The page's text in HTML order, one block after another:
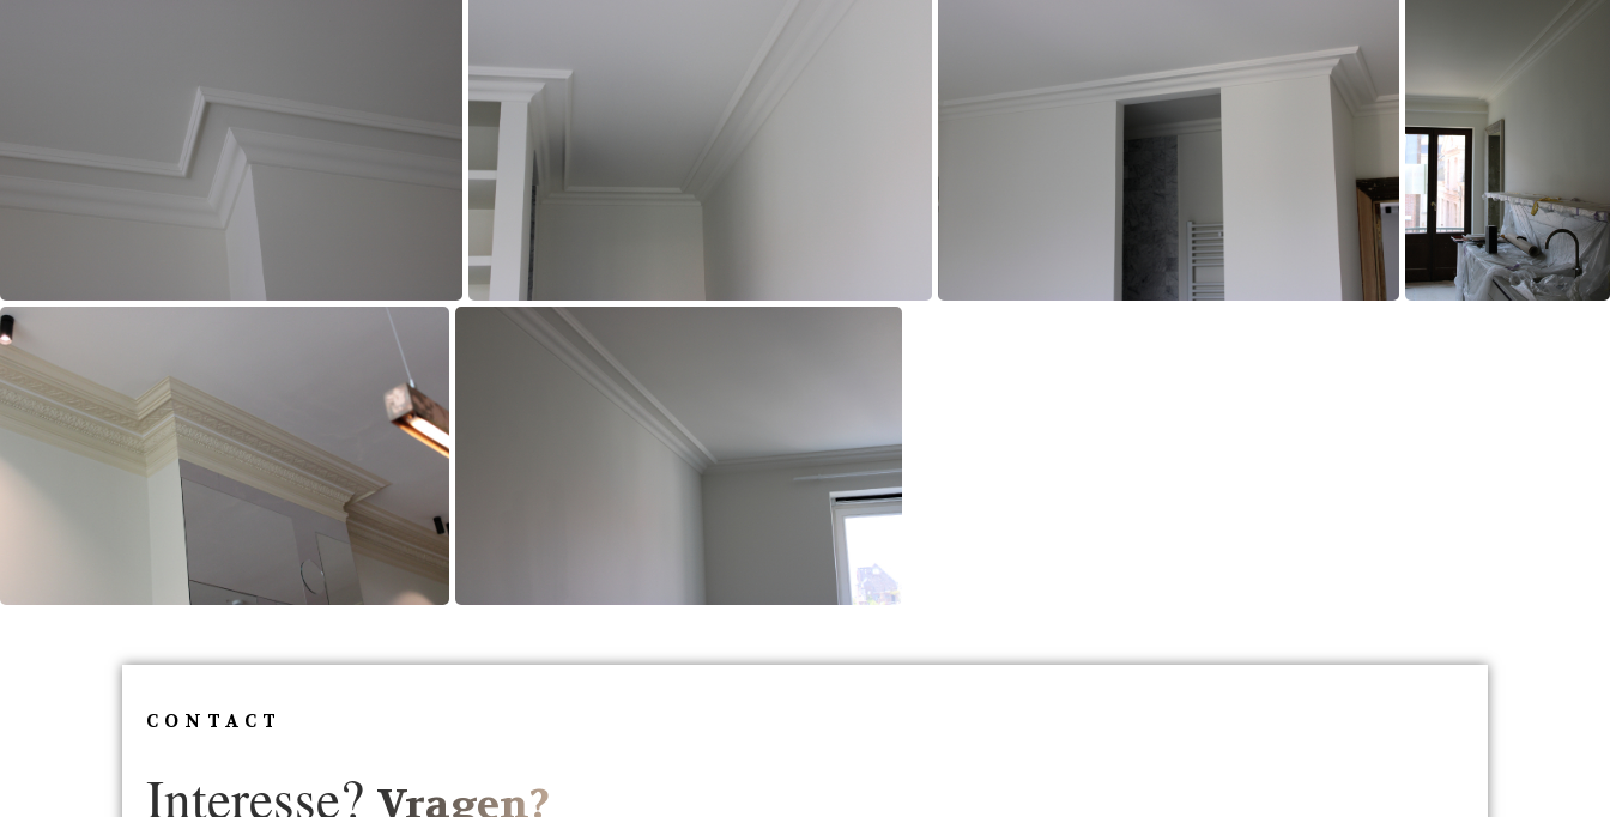
CONTACT
Interesse? Vragen?